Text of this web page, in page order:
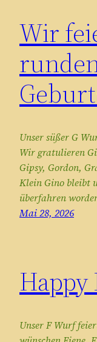
Wir
Unser süßer G
Wir gratulieren
Gipsy, Gordon,
Klein Gino bleibt
überfahren
Mai 28, 2026
Unser F Wurf